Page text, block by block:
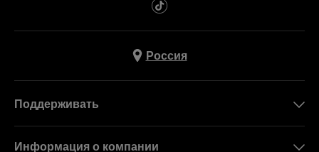
Россия
Поддерживать
Информация о компании